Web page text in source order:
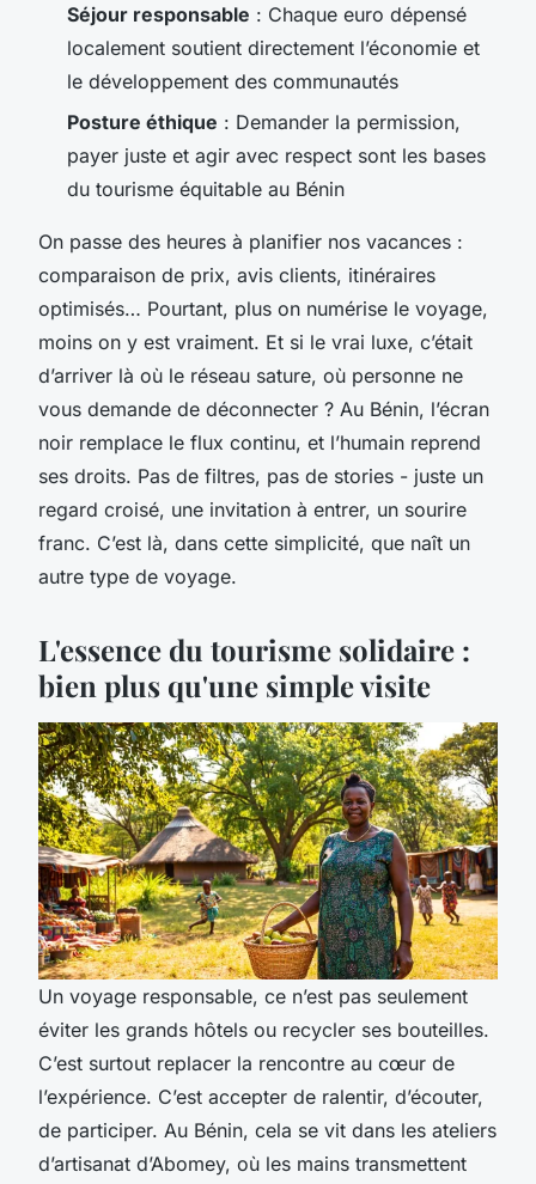
Séjour responsable : Chaque euro dépensé
localement soutient directement l’économie et
le développement des communautés
Posture éthique : Demander la permission,
payer juste et agir avec respect sont les bases
du tourisme équitable au Bénin
On passe des heures à planifier nos vacances :
comparaison de prix, avis clients, itinéraires
optimisés… Pourtant, plus on numérise le voyage,
moins on y est vraiment. Et si le vrai luxe, c’était
d’arriver là où le réseau sature, où personne ne
vous demande de déconnecter ? Au Bénin, l’écran
noir remplace le flux continu, et l’humain reprend
ses droits. Pas de filtres, pas de stories - juste un
regard croisé, une invitation à entrer, un sourire
franc. C’est là, dans cette simplicité, que naît un
autre type de voyage.
L'essence du tourisme solidaire :
bien plus qu'une simple visite
Un voyage responsable, ce n’est pas seulement
éviter les grands hôtels ou recycler ses bouteilles.
C’est surtout replacer la rencontre au cœur de
l’expérience. C’est accepter de ralentir, d’écouter,
de participer. Au Bénin, cela se vit dans les ateliers
d’artisanat d’Abomey, où les mains transmettent